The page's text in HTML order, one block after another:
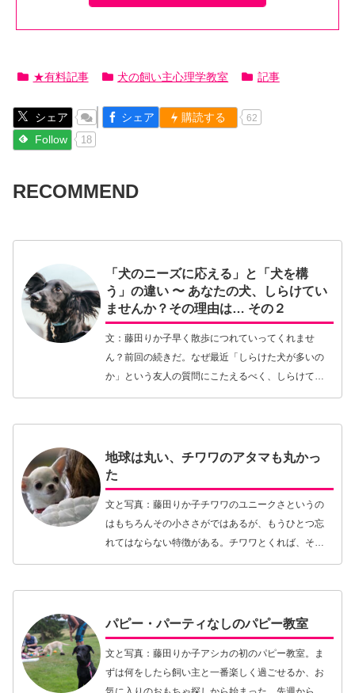
★有料記事 犬の飼い主心理学教室 記事
シェア シェア 購読する 62
Follow 18
RECOMMEND
「犬のニーズに応える」と「犬を構
う」の違い 〜 あなたの犬、しらけてい
ませんか？その理由は… その２
文：藤田りか子早く散歩につれていってくれませ
ん？前回の続きだ。なぜ最近「しらけた犬が多いの
か」という友人の質問にこたえるべく、しらけてい
る犬を分析しているところだ。しらけた犬の特徴と
地球は丸い、チワワのアタマも丸かっ
た
文と写真：藤田りか子チワワのユニークさというの
はもちろんその小ささがではあるが、もうひとつ忘
れてはならない特徴がある。チワワとくれば、そう
アップル・ヘッド。すなわちその頭部のことだ。犬
パピー・パーティなしのパピー教室
文と写真：藤田りか子アシカの初のパピー教室。ま
ずは何をしたら飼い主と一番楽しく過ごせるか、お